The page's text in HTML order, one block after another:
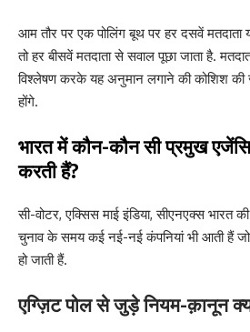
आम तौर पर एक पोलिंग बूथ पर हर दसवें मतदाता
तो हर बीसवें मतदाता से सवाल पूछा जाता है.
विश्लेषण करके यह अनुमान लगाने की कोशिश की
होंगे.
भारत में कौन-कौन सी प्रमुख
करती हैं?
सी-वोटर, एक्सिस माई इंडिया, सीएनएक्स भारत
चुनाव के समय कई नई-नई कंपनियां भी आती हैं जो
हो जाती हैं.
एग्ज़िट पोल से जुड़े नियम-क़ानून